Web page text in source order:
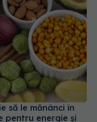
să le mănânci în
pentru energie și